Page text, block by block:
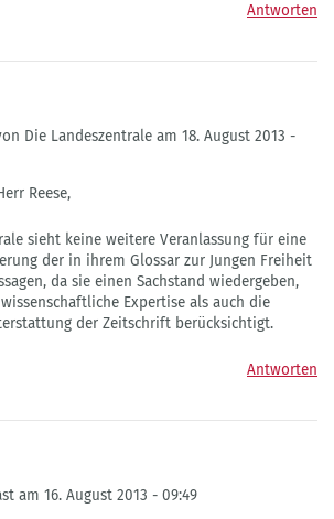
Antworten
Die Landeszentrale am 18. August 2013 -
Reese,
sieht keine weitere Veranlassung für eine
der in ihrem Glossar zur Jungen Freiheit
da sie einen Sachstand wiedergeben,
Expertise als auch die
der Zeitschrift berücksichtigt.
Antworten
am 16. August 2013 - 09:49